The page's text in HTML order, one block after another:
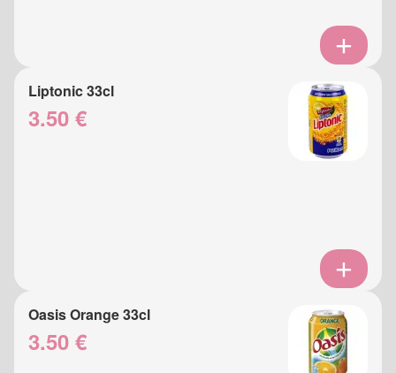
Liptonic 33cl
3.50 €
Oasis Orange 33cl
3.50 €